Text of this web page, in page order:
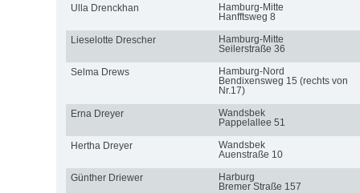
Ulla Drenckhan
Hamburg-Mitte
Hanfftsweg 8
Lieselotte Drescher
Hamburg-Mitte
Seilerstraße 36
Selma Drews
Hamburg-Nord
Bendixensweg 15 (rechts von
Nr.17)
Erna Dreyer
Wandsbek
Pappelallee 51
Hertha Dreyer
Wandsbek
Auenstraße 10
Günther Driewer
Harburg
Bremer Straße 157